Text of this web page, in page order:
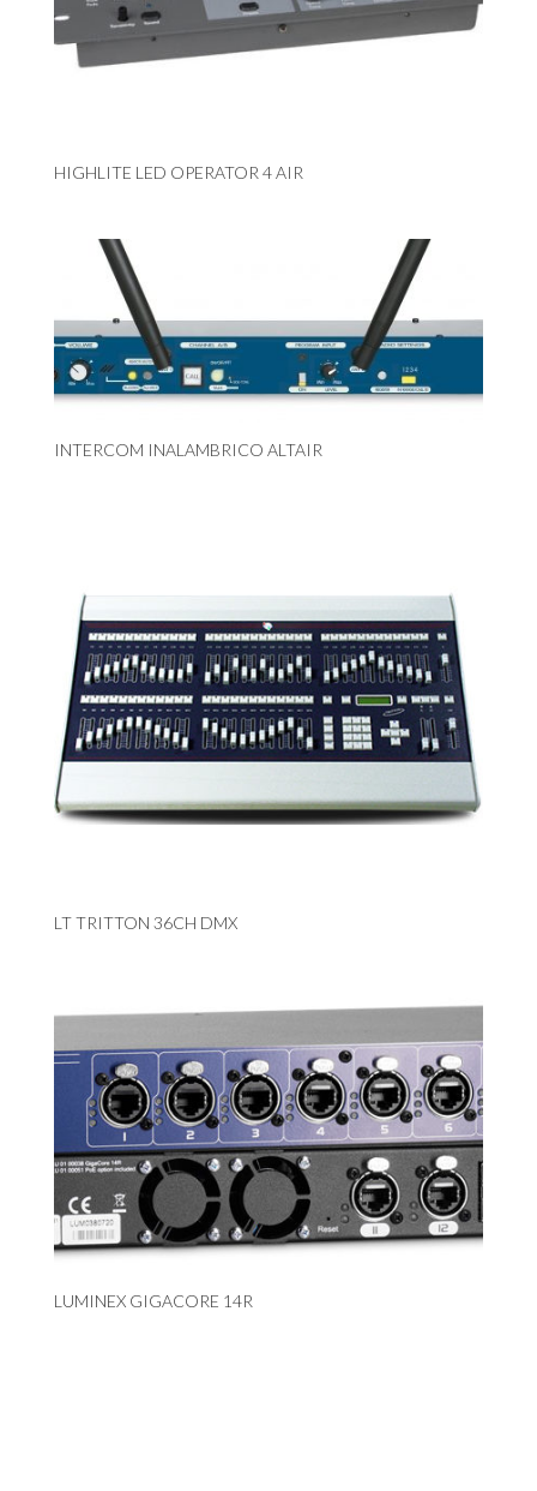
HIGHLITE LED OPERATOR 4 AIR
INTERCOM INALAMBRICO ALTAIR
LT TRITTON 36CH DMX
LUMINEX GIGACORE 14R